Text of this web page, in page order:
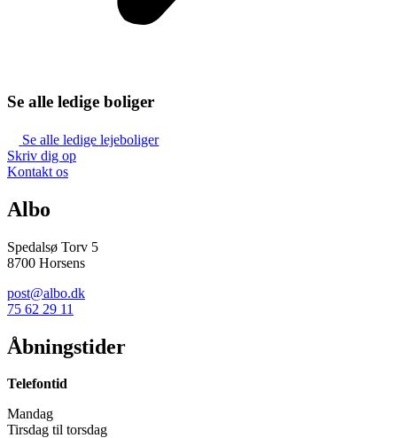
Se alle ledige boliger
Se alle ledige lejeboliger
Skriv dig op
Kontakt os
Albo
Spedalsø Torv 5
8700 Horsens
post@albo.dk
75 62 29 11
Åbningstider
Telefontid
Mandag
Tirsdag til torsdag